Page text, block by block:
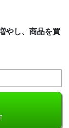
やし、商品を買